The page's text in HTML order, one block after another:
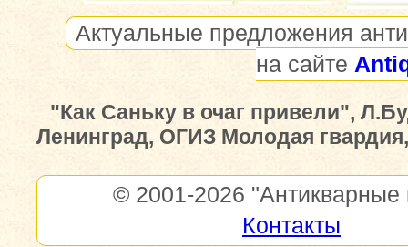
Актуальные предложения
на сайте
"Как Саньку в очаг привели",
Ленинград, ОГИЗ Молодая гвардия,
© 2001-2026 "Антикварные
Контакты